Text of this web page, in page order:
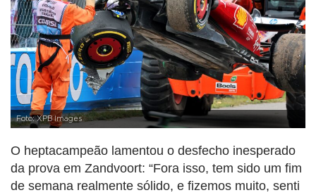
Foto: XPB Images
O heptacampeão lamentou o desfecho inesperado
da prova em Zandvoort: “Fora isso, tem sido um fim
de semana realmente sólido, e fizemos muito, senti